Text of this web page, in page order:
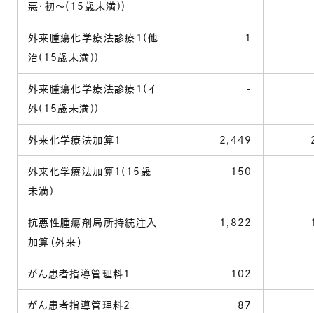
悪・初～(15歳未満))
外来腫瘍化学療法診療1(他
治(15歳未満))
1
外来腫瘍化学療法診療1(イ
外(15歳未満))
-
外来化学療法加算1 2,449
外来化学療法加算1(15歳
未満)
150
抗悪性腫瘍剤局所持続注入
加算（外来）
1,822
がん患者指導管理料1 102
がん患者指導管理料2 87